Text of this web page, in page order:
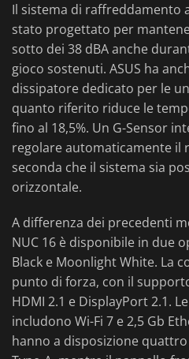
Il sistema di raffreddamento
stato progettato per
sotto dei 38 dBA anche
gioco sostenuti. ASUS ha
dissipatore dedicato per le
quanto riferito riduce le
fino al 18,5%. Un G-Sensor
regolare automaticamente il
seconda che il sistema sia
orizzontale.
A differenza dei precedenti
NUC 16 è disponibile in due
Black e Moonlight White. La
punto di forza, con il
HDMI 2.1 e DisplayPort 2.1.
includono Wi-Fi 7 e 2,5 Gb
hanno a disposizione quattro